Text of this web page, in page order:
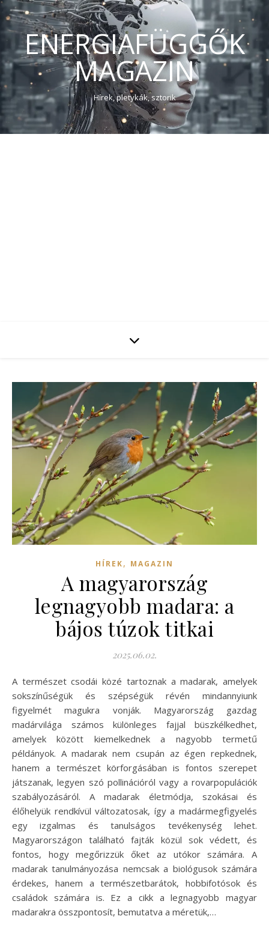
ENERGIAFÜGGŐK
MAGAZIN
Hírek, pletykák, sztorik
HÍREK, MAGAZIN
A magyarország
legnagyobb madara: a
bájos túzok titkai
2025.06.02.
A természet csodái közé tartoznak a madarak, amelyek
sokszínűségük és szépségük révén mindannyiunk
figyelmét magukra vonják. Magyarország gazdag
madárvilága számos különleges fajjal büszkélkedhet,
amelyek között kiemelkednek a nagyobb termetű
példányok. A madarak nem csupán az égen repkednek,
hanem a természet körforgásában is fontos szerepet
játszanak, legyen szó pollinációról vagy a rovarpopulációk
szabályozásáról. A madarak életmódja, szokásai és
élőhelyük rendkívül változatosak, így a madármegfigyelés
egy izgalmas és tanulságos tevékenység lehet.
Magyarországon található fajták közül sok védett, és
fontos, hogy megőrizzük őket az utókor számára. A
madarak tanulmányozása nemcsak a biológusok számára
érdekes, hanem a természetbarátok, hobbifotósok és
családok számára is. Ez a cikk a legnagyobb magyar
madarakra összpontosít, bemutatva a méretük,…